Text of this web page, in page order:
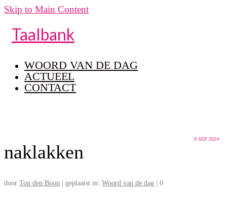
Skip to Main Content
Taalbank
WOORD VAN DE DAG
ACTUEEL
CONTACT
9 SEP 2024
naklakken
door Ton den Boon geplaatst in: Woord van de dag 0